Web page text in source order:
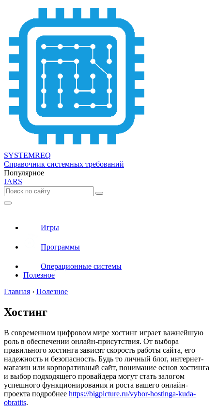
SYSTEMREQ
Справочник системных требований
Популярное
JARS
Игры
Программы
Операционные системы
Полезное
Главная › Полезное
Хостинг
В современном цифровом мире хостинг играет важнейшую
роль в обеспечении онлайн-присутствия. От выбора
правильного хостинга зависят скорость работы сайта, его
надежность и безопасность. Будь то личный блог, интернет-
магазин или корпоративный сайт, понимание основ хостинга
и выбор подходящего провайдера могут стать залогом
успешного функционирования и роста вашего онлайн-
проекта подробнее https://bigpicture.ru/vybor-hostinga-kuda-
obratits.